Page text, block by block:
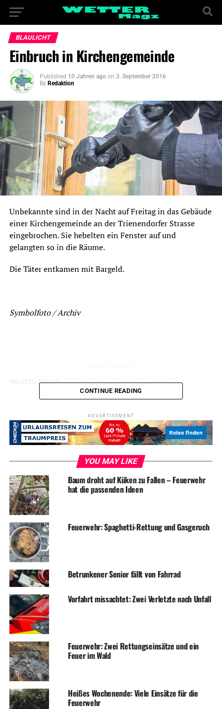
BLAULICHT
Einbruch in Kirchengemeinde
Published 10 Jahren ago on 3. September 2016
By Redaktion
Unbekannte sind in der Nacht auf Freitag in das Gebäude
einer Kirchengemeinde an der Trienendorfer Strasse
eingebrochen. Sie hebelten ein Fenster auf und
gelangten so in die Räume.
Die Täter entkamen mit Bargeld.
Symbolfoto / Archiv
RELATED TOPICS: BLAULICHT EINBRUCH NEWS
DON'T MISS
Autofahrer bei Unfall leicht verletzt
CONTINUE READING
ADVERTISEMENT
YOU MAY LIKE
Baum droht auf Küken zu Fallen – Feuerwehr
hat die passenden Ideen
Feuerwehr: Spaghetti-Rettung und Gasgeruch
Betrunkener Senior fällt von Fahrrad
Vorfahrt missachtet: Zwei Verletzte nach Unfall
Feuerwehr: Zwei Rettungseinsätze und ein
Feuer im Wald
Heißes Wochenende: Viele Einsätze für die
Feuerwehr